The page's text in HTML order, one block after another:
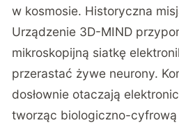
w kosmosie. Historyczna
Urządzenie 3D-MIND
mikroskopijną siatkę
przerastać żywe neurony.
dosłownie otaczają
tworząc biologiczno-